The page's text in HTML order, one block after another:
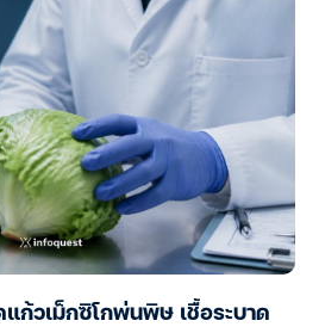
ก้วเม็กซิโกพ่นพิษ เชื้อระบาด